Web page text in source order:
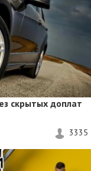
скрытых доплат
3335